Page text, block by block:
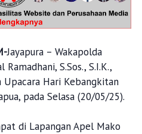
Jayapura – Wakapolda
S.Sos., S.I.K.,
Hari Kebangkitan
pada Selasa (20/05/25).
di Lapangan Apel Mako